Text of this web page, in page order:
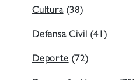
Cultura(38)
Defensa Civil(41)
Deporte(72)